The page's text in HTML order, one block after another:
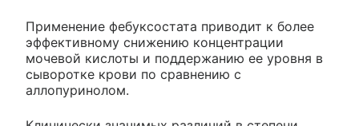
Применение фебуксостата приводит к более
эффективному снижению концентрации
мочевой кислоты и поддержанию ее уровня в
сыворотке крови по сравнению с
аллопуринолом.